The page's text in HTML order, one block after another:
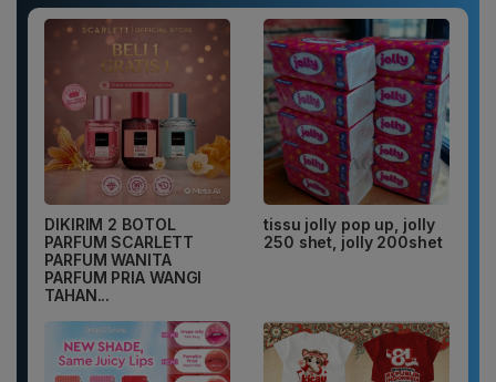
DIKIRIM 2 BOTOL
PARFUM SCARLETT
PARFUM WANITA
PARFUM PRIA WANGI
TAHAN...
tissu jolly pop up, jolly
250 shet, jolly 200shet